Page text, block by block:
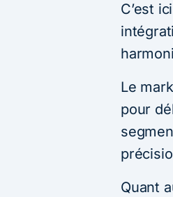
C’est
Le
pour
Quant